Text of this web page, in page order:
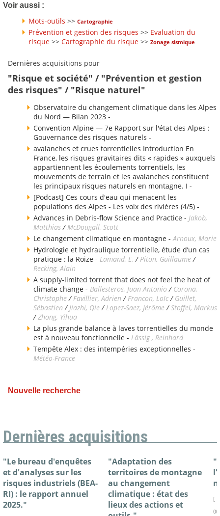
Voir aussi :
Mots-outils >> Cartographie
Prévention et gestion des risques >> Evaluation du
risque >> Cartographie du risque >> Zonage sismique
Dernières acquisitions pour
"Risque et société" / "Prévention et gestion
des risques" / "Risque naturel"
Observatoire du changement climatique dans les Alpes
du Nord — Bilan 2023 -
Convention Alpine — 7e Rapport sur l'état des Alpes :
Gouvernance des risques naturels -
avalanches et crues torrentielles Introduction En
France, les risques gravitaires dits « rapides » auxquels
appartiennent les écoulements torrentiels, les
mouvements de terrain et les avalanches constituent
les principaux risques naturels en montagne. I -
[Podcast] Ces cours d'eau qui menacent les
populations des Alpes - Les voix des rivières (4/5) -
Advances in Debris-flow Science and Practice - Jakob,
Matthias / McDougall, Scott
Le changement climatique en montagne - Arnoux, Marie
Hydrologie et hydraulique torrentielle, étude d’un cas
pratique : la Roize - Lamand, E. / Piton, Guillaume /
Recking, Alain
A supply-limited torrent that does not feel the heat of
climate change - Ballesteros, Juan Antonio / Corona,
Christophe / Favillier, Adrien / Francon, Loïc / Guillet,
Sébastien / Jiazhi, Qie / Lopez-Saez, Jérôme /Stoffel, Markus
/Zhong, Yihua
La plus grande balance à laves torrentielles du monde
est à nouveau fonctionnelle - Lässig , Reinhard
Tempête Alex : des intempéries exceptionnelles -
Météo-France
Nouvelle recherche
Dernières acquisitions
"Le bureau d'enquêtes
et d'analyses sur les
risques industriels (BEA-
RI) : le rapport annuel
2025."
"Adaptation des
territoires de montagne
au changement
climatique : état des
lieux des actions et
[